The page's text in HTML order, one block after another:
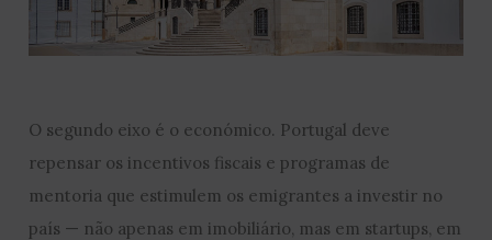
O segundo eixo é o económico. Portugal deve
repensar os incentivos fiscais e programas de
mentoria que estimulem os emigrantes a investir no
país — não apenas em imobiliário, mas em startups, em